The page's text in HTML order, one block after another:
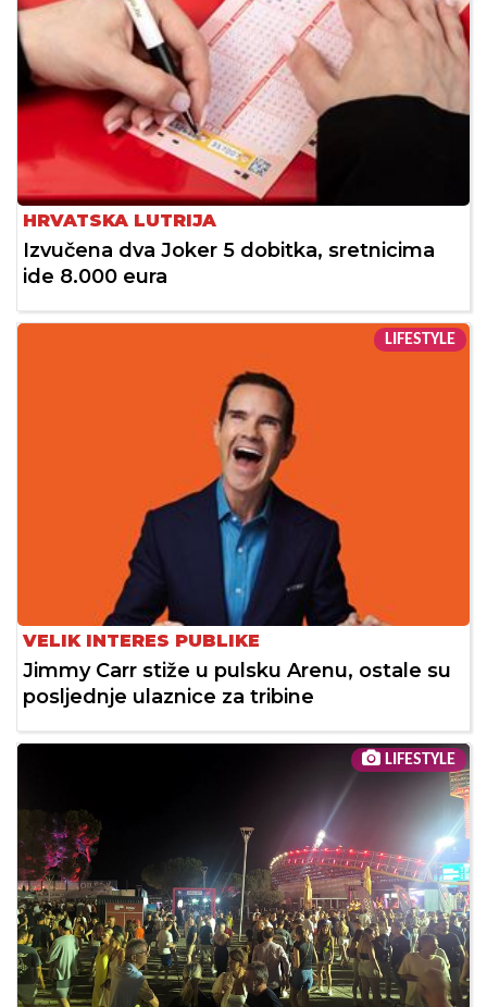
HRVATSKA LUTRIJA
Izvučena dva Joker 5 dobitka, sretnicima
ide 8.000 eura
LIFESTYLE
VELIK INTERES PUBLIKE
Jimmy Carr stiže u pulsku Arenu, ostale su
posljednje ulaznice za tribine
LIFESTYLE